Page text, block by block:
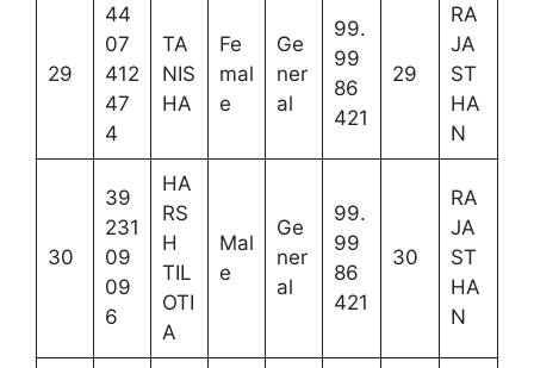
29
44
07
412
47
4
TA
NIS
HA
Fe
mal
e
Ge
ner
al
99.
99
86
421
29
RA
JA
ST
HA
N
30
39
231
09
09
6
HA
RS
H
TIL
OTI
A
Mal
e
Ge
ner
al
99.
99
86
421
30
RA
JA
ST
HA
N